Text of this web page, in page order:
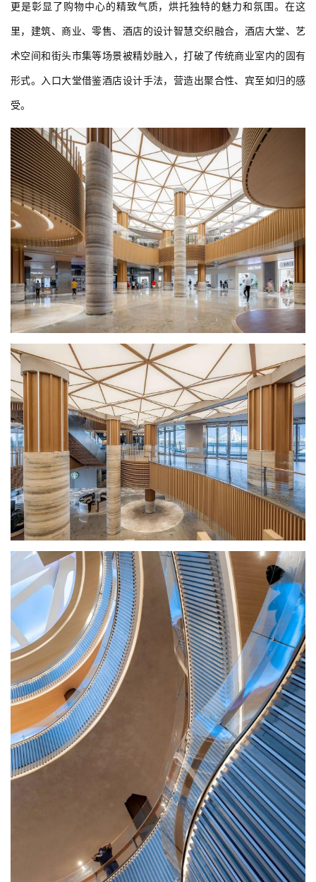
更是彰显了购物中心的精致气质，烘托独特的魅力和氛围。在这
里，建筑、商业、零售、酒店的设计智慧交织融合，酒店大堂、艺
术空间和街头市集等场景被精妙融入，打破了传统商业室内的固有
形式。入口大堂借鉴酒店设计手法，营造出聚合性、宾至如归的感
受。